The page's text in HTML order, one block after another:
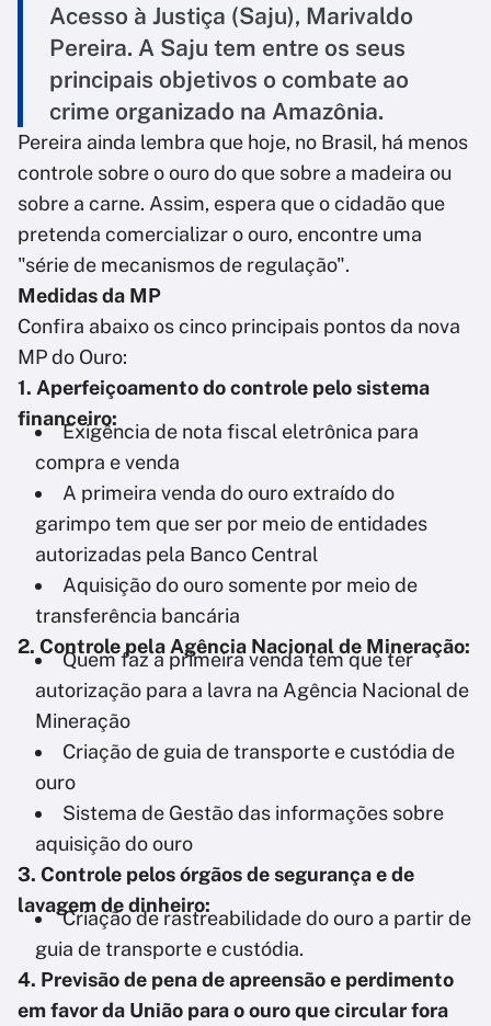
Acesso à Justiça (Saju), Marivaldo
Pereira. A Saju tem entre os seus
principais objetivos o combate ao
crime organizado na Amazônia.
Pereira ainda lembra que hoje, no Brasil, há menos
controle sobre o ouro do que sobre a madeira ou
sobre a carne. Assim, espera que o cidadão que
pretenda comercializar o ouro, encontre uma
"série de mecanismos de regulação".
Medidas da MP
Confira abaixo os cinco principais pontos da nova
MP do Ouro:
1. Aperfeiçoamento do controle pelo sistema
financeiro:
Exigência de nota fiscal eletrônica para
compra e venda
A primeira venda do ouro extraído do
garimpo tem que ser por meio de entidades
autorizadas pela Banco Central
Aquisição do ouro somente por meio de
transferência bancária
2. Controle pela Agência Nacional de Mineração:
Quem faz a primeira venda tem que ter
autorização para a lavra na Agência Nacional de
Mineração
Criação de guia de transporte e custódia de
ouro
Sistema de Gestão das informações sobre
aquisição do ouro
3. Controle pelos órgãos de segurança e de
lavagem de dinheiro:
Criação de rastreabilidade do ouro a partir de
guia de transporte e custódia.
4. Previsão de pena de apreensão e perdimento
em favor da União para o ouro que circular fora